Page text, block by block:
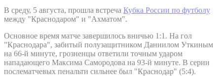
В среду, 5 августа, прошла встреча Кубка России по футболу
между "Краснодаром" и "Ахматом".
Основное время матче завершилось вничью 1:1. На гол
"Краснодара", забитый полузащитником Даниилом Уткиным
на 66-й минуте, грозненцы ответили точным ударом
нападающего Максима Самородова на 93-й минуте. В серии
послематчевых пенальти сильнее был "Краснодар" (5:4).